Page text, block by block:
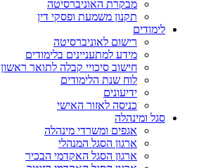
מבקרת האוניברסיטה
תקנון משמעת ופסקי דין
לימודים
רישום לאוניברסיטה
מידע למתעניינים בלימודים
חישוב סיכויי קבלה לתואר ראשון
לוח שנת הלימודים
ידיעונים
כניסה לאזור האישי
סגל ומינהלה
אגפים ומשרדי מינהלה
ארגון הסגל המנהלי
ארגון הסגל האקדמי הבכיר